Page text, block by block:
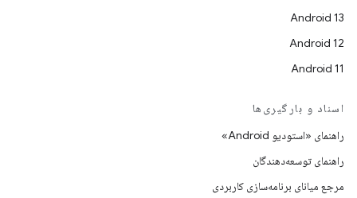
Android 13
Android 12
Android 11
اسناد و بارگیری‌ها
راهنمای «استودیو Android»
راهنمای توسعه‌دهندگان
مرجع میانای برنامه‌سازی کاربردی